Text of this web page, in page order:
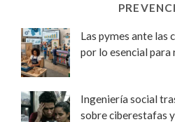
Las pymes ante las
por lo esencial para
Ingeniería social
sobre ciberestafas